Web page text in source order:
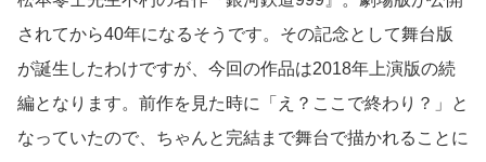
されてから40年になるそうです。その記念として舞台版
が誕生したわけですが、今回の作品は2018年上演版の続
編となります。前作を見た時に「え？ここで終わり？」と
なっていたので、ちゃんと完結まで舞台で描かれることに